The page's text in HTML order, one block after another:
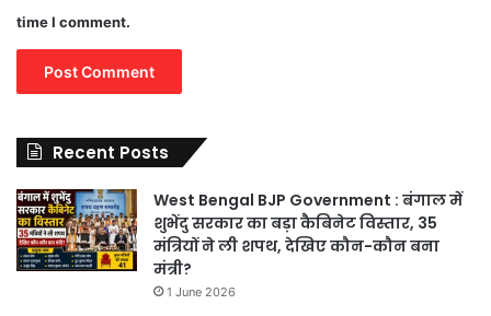
time I comment.
Recent Posts
West Bengal BJP Government : बंगाल में
शुभेंदु सरकार का बड़ा कैबिनेट विस्तार, 35
मंत्रियों ने ली शपथ, देखिए कौन-कौन बना
मंत्री?
1 June 2026